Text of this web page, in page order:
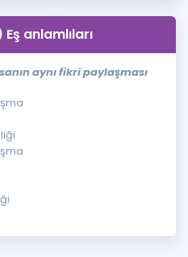
anlamlıları
aynı fikri paylaşması